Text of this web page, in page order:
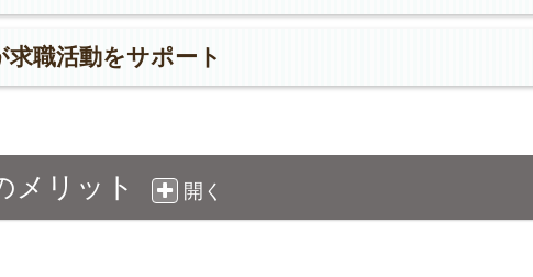
職活動をサポート
メリット 開く